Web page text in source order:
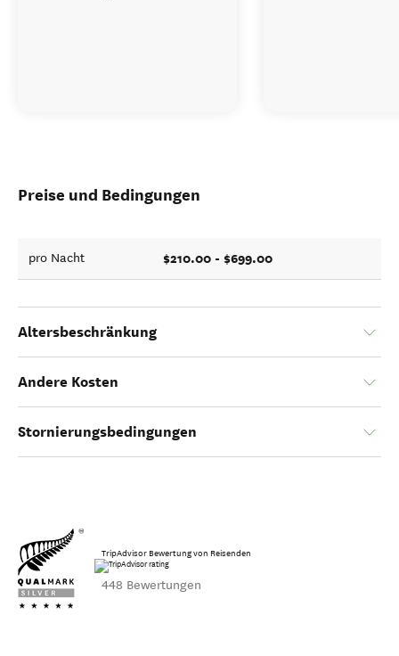
Preise und Bedingungen
pro Nacht $210.00 - $699.00
Altersbeschränkung
Andere Kosten
Stornierungsbedingungen
TripAdvisor Bewertung von Reisenden
448 Bewertungen